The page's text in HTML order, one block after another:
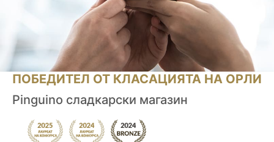
ПОБЕДИТЕЛ ОТ КЛАСАЦИЯТА НА ОРЛИ
Pinguino сладкарски магазин